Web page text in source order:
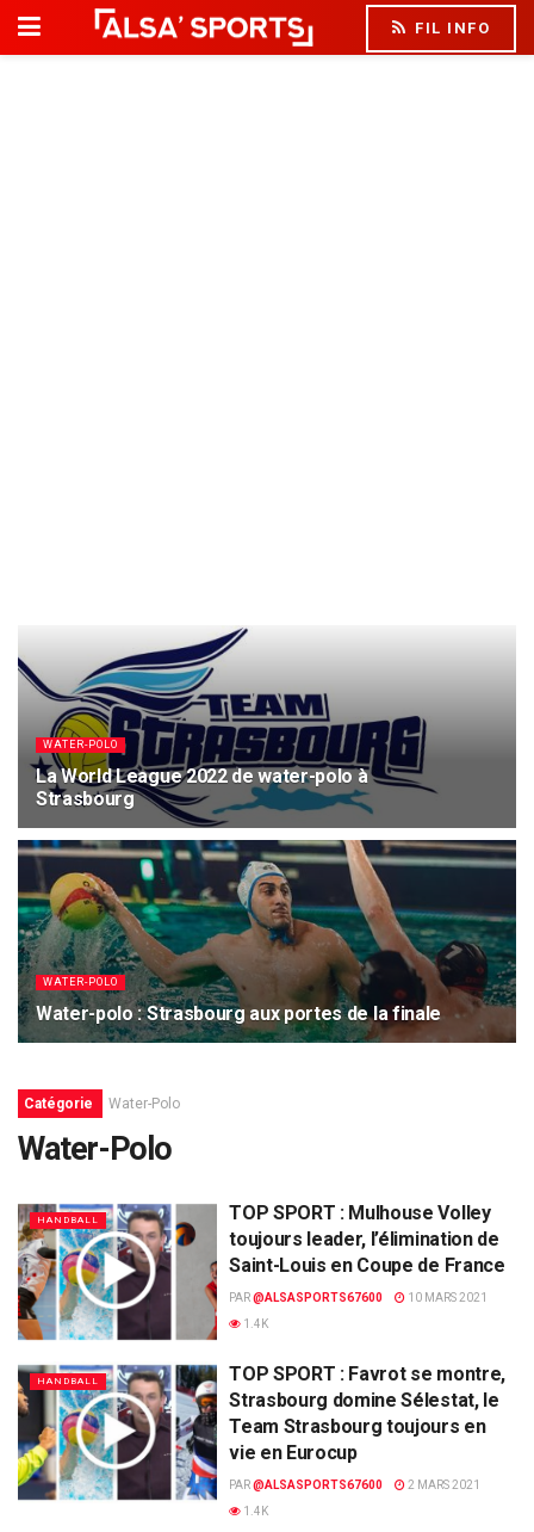
FIL INFO
WATER-POLO
La World League 2022 de water-polo à
Strasbourg
30 MAI 2022 1.9K
WATER-POLO
Water-polo : Strasbourg aux portes de la finale
Catégorie Water-Polo
Water-Polo
HANDBALL
TOP SPORT : Mulhouse Volley
toujours leader, l’élimination de
Saint-Louis en Coupe de France
PAR@ALSASPORTS67600
10 MARS 2021
1.4K
HANDBALL
TOP SPORT : Favrot se montre,
Strasbourg domine Sélestat, le
Team Strasbourg toujours en
vie en Eurocup
PAR@ALSASPORTS67600
2 MARS 2021
1.4K